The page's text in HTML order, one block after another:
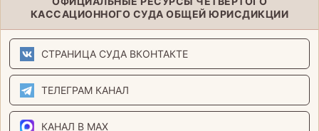
КАССАЦИОННОГО СУДА ОБЩЕЙ ЮРИСДИКЦИИ
СТРАНИЦА СУДА ВКОНТАКТЕ
ТЕЛЕГРАМ КАНАЛ
КАНАЛ В MAX